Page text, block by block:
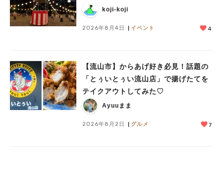
koji-koji
2026年8月4日 イベント 4
【流山市】からあげ好き必見！話題の
「とぅいとぅい流山店」で揚げたてを
テイクアウトしてみた♡
Ayuuまま
2026年8月2日 グルメ 7